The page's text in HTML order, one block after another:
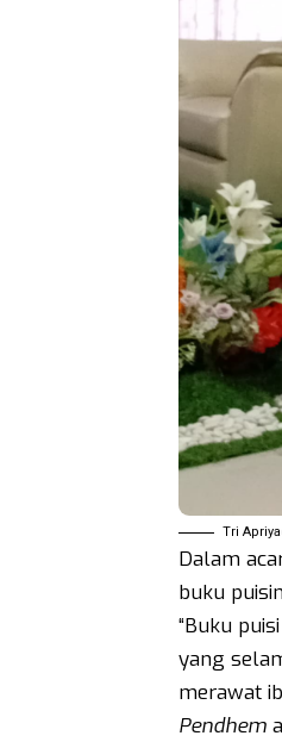
Tri
Dalam
buku
“Buku
yang
merawat
Pendhem